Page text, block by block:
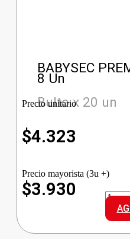
BABYSEC
8 Un
Bulto x 20 un
Precio unitario
$4.323
Precio mayorista (3u +)
$3.930
REG